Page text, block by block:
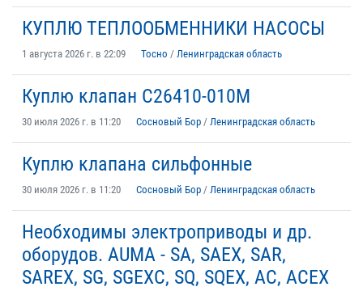
КУПЛЮ ТЕПЛООБМЕННИКИ НАСОСЫ
1 августа 2026 г. в 22:09 Тосно / Ленинградская область
Куплю клапан С26410-010М
30 июля 2026 г. в 11:20 Сосновый Бор / Ленинградская область
Куплю клапана сильфонные
30 июля 2026 г. в 11:20 Сосновый Бор / Ленинградская область
Необходимы электроприводы и др.
оборудов. AUMA - SA, SAEX, SAR,
SAREX, SG, SGEXC, SQ, SQEX, AC, ACEX